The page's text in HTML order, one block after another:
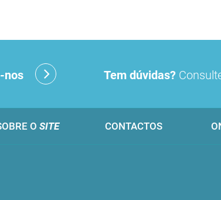
nos Tem dúvidas?
O SITE CONTACTOS